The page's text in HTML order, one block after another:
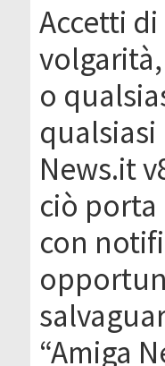
Accetti
o
News.it
ciò porta
con
“Amiga